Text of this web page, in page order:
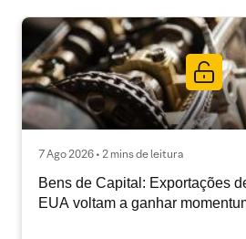
7 Ago 2026 • 2 mins de leitura
Bens de Capital: Exportações
EUA voltam a ganhar